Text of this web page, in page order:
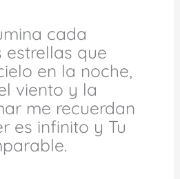
cada
estrellas que
en la noche,
viento y la
me recuerdan
es infinito y Tu